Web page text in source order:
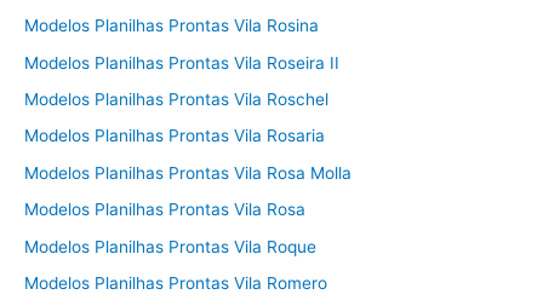
Modelos Planilhas Prontas Vila Rosina
Modelos Planilhas Prontas Vila Roseira II
Modelos Planilhas Prontas Vila Roschel
Modelos Planilhas Prontas Vila Rosaria
Modelos Planilhas Prontas Vila Rosa Molla
Modelos Planilhas Prontas Vila Rosa
Modelos Planilhas Prontas Vila Roque
Modelos Planilhas Prontas Vila Romero